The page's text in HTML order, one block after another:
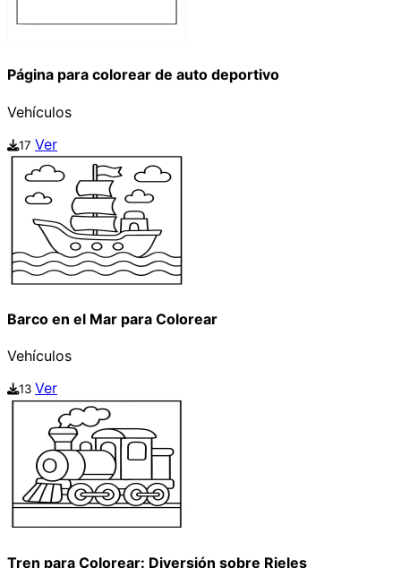
Página para colorear de auto deportivo
Vehículos
17 Ver
Barco en el Mar para Colorear
Vehículos
13 Ver
Tren para Colorear: Diversión sobre Rieles